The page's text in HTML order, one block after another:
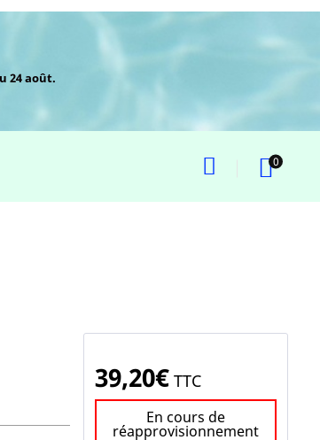
24 août.
0
39,20€ TTC
En cours de
réapprovisionnement